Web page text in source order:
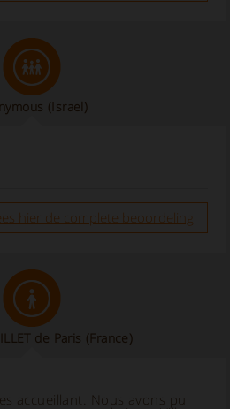
(Israel)
hier de complete beoordeling
de Paris (France)
accueillant. Nous avons pu